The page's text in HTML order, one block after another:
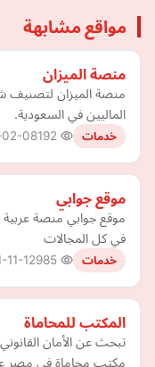
مواقع مشابهة
منصة الميزان
منصة الميزان لتصنيف
الماليين في السعودية.
خدمات 08
موقع جوابي
موقع جوابي منصة عربية
في كل المجالات
خدمات 11-12
المكتب للمحاماة
تبحث عن الأمان
مكتب محاماة في مصر